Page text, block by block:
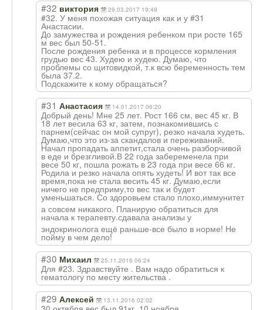
#32 виктория 29.03.2017 19:49
#32. У меня похожая ситуация как и у #31
Анастасии.
До замужества и рождения ребенком при росте 165
м вес был 50-51.
После рождения ребенка и в процессе кормления
грудью вес 43. Худею и худею. Думаю, что
проблемы со щитовидкой, т.к всю беременность тем
была 37.2.
Подскажите к кому обращаться?
#31 Анастасия 14.01.2017 06:20
Добрый день! Мне 25 лет. Рост 166 см, вес 45 кг. В
18 лет весила 63 кг, затем, познакомившись с
парнем(сейчас он мой супруг), резко начала худеть.
Думаю,что это из-за скандалов и переживаний.
Начал пропадать аппетит,стала очень разборчивой
в еде и брезгливой.В 22 года забеременела при
весе 50 кг, пошла рожать в 23 года при весе 66 кг.
Родила и резко начала опять худеть! И вот так все
время,пока не стала весить 45 кг. Думаю,если
ничего не предприму,то вес так и будет
уменьшаться. Со здоровьем стало плохо,иммунитет
а совсем никакого. Планирую обратиться для
начала к терапевту.сдавала анализы у
эндокринолога ещё раньше-все было в норме! Не
пойму в чем дело!
#30 Михаил 25.11.2016 06:24
Для #23. Здравствуйте . Вам надо обратиться к
гематологу по месту жительства .
#29 Алексей 13.11.2016 02:02